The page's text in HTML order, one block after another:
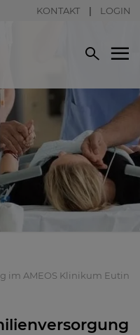
KONTAKT LOGIN
im AMEOS Klinikum Eutin